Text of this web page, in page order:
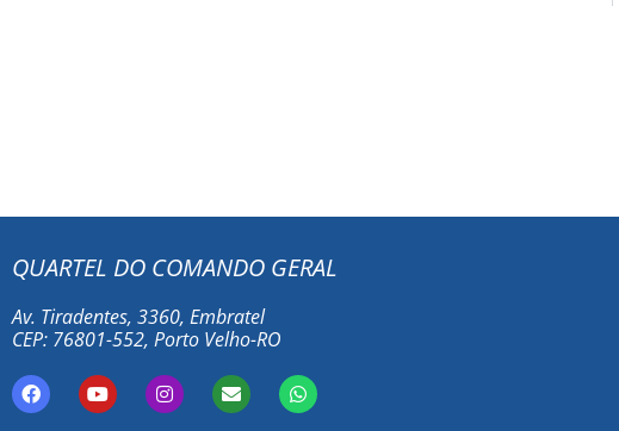
QUARTEL DO COMANDO GERAL
Av. Tiradentes, 3360, Embratel
CEP: 76801-552, Porto Velho-RO
F
a
c
Y
o
u
I
n
s
E
n
v
W
h
a